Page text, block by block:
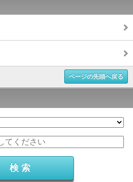
ページの先頭へ戻る